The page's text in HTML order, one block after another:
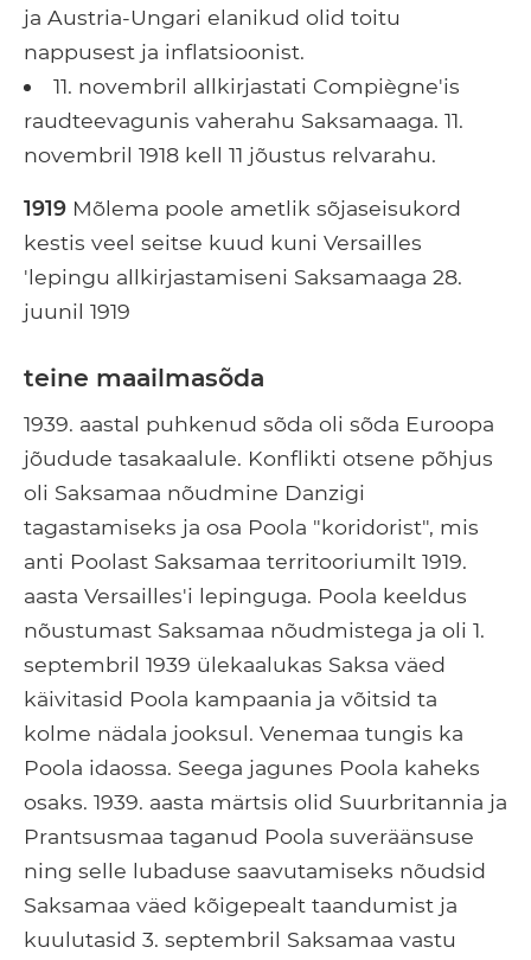
ja Austria-Ungari elanikud olid toitu
nappusest ja inflatsioonist.
11. novembril allkirjastati Compiègne'is
raudteevagunis vaherahu Saksamaaga. 11.
novembril 1918 kell 11 jõustus relvarahu.
1919 Mõlema poole ametlik sõjaseisukord
kestis veel seitse kuud kuni Versailles
'lepingu allkirjastamiseni Saksamaaga 28.
juunil 1919
teine ​​maailmasõda
1939. aastal puhkenud sõda oli sõda Euroopa
jõudude tasakaalule. Konflikti otsene põhjus
oli Saksamaa nõudmine Danzigi
tagastamiseks ja osa Poola "koridorist", mis
anti Poolast Saksamaa territooriumilt 1919.
aasta Versailles'i lepinguga. Poola keeldus
nõustumast Saksamaa nõudmistega ja oli 1.
septembril 1939 ülekaalukas Saksa väed
käivitasid Poola kampaania ja võitsid ta
kolme nädala jooksul. Venemaa tungis ka
Poola idaossa. Seega jagunes Poola kaheks
osaks. 1939. aasta märtsis olid Suurbritannia ja
Prantsusmaa taganud Poola suveräänsuse
ning selle lubaduse saavutamiseks nõudsid
Saksamaa väed kõigepealt taandumist ja
kuulutasid 3. septembril Saksamaa vastu